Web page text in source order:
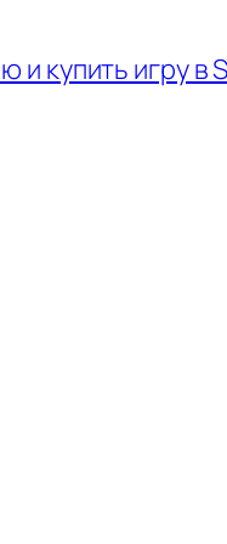
и купить игру в